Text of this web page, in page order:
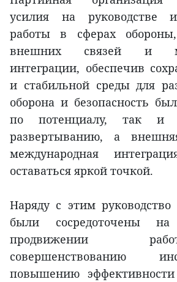
усилия на руководстве
работы в сферах обороны,
внешних связей и
интеграции, обеспечив
и стабильной среды для
оборона и безопасность
по потенциалу, так
развертыванию, а
международная
оставаться яркой точкой.
Наряду с этим
были сосредоточены на
продвижении
совершенствованию
повышению